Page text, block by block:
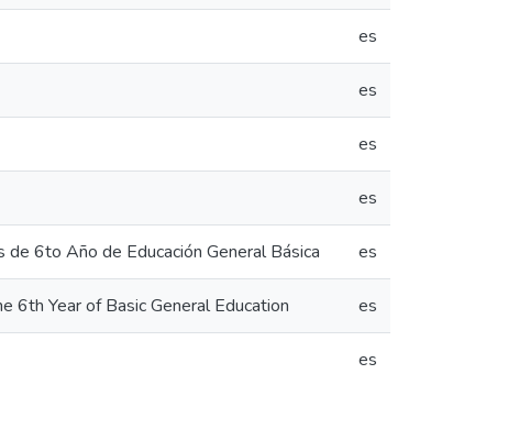
es
es
es
es
6to Año de Educación General Básica es
Year of Basic General Education es
es